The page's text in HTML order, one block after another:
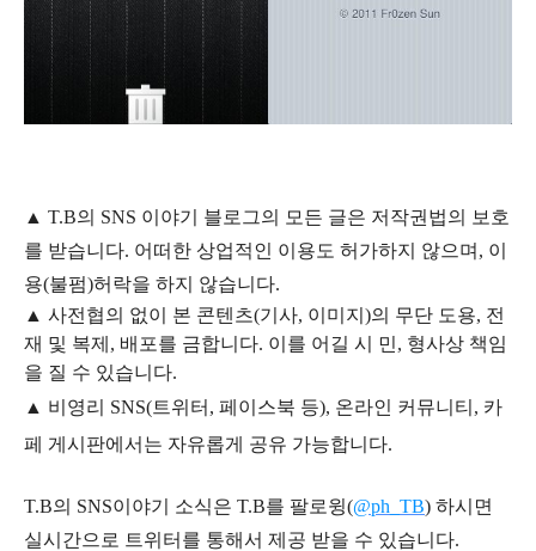
▲ T.B의 SNS 이야기 블 로그의 모든 글은 저작권법의 보호
를 받습니다. 어떠한 상업적인 이용도 허가하지 않으며, 이
용(불펌)허락을 하지 않습니다.
▲ 사전협의 없이 본 콘텐츠(기사, 이미지)의 무단 도용, 전
재 및 복제, 배포를 금합니다. 이를 어길 시 민, 형사상 책임
을 질 수 있습니다.
▲ 비영리 SNS(트위터, 페이스북 등), 온라인 커뮤니티, 카
페 게시판에서는 자유롭게 공유 가능합니다.
T.B의 SNS이야기 소식은 T.B를 팔로윙(@ph_TB) 하시면
실시간으로 트위터를 통해서 제공 받을 수 있습니다.